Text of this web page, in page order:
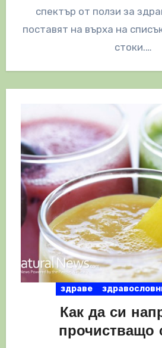
спектър от ползи за
поставят на върха на
стоки.…
здраве
Как да си
прочистващо